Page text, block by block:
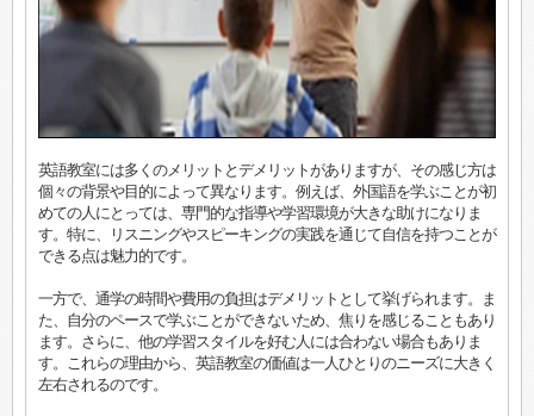
英語教室には多くのメリットとデメリットがありますが、その感じ方は
個々の背景や目的によって異なります。例えば、外国語を学ぶことが初
めての人にとっては、専門的な指導や学習環境が大きな助けになりま
す。特に、リスニングやスピーキングの実践を通じて自信を持つことが
できる点は魅力的です。
一方で、通学の時間や費用の負担はデメリットとして挙げられます。ま
た、自分のペースで学ぶことができないため、焦りを感じることもあり
ます。さらに、他の学習スタイルを好む人には合わない場合もありま
す。これらの理由から、英語教室の価値は一人ひとりのニーズに大きく
左右されるのです。